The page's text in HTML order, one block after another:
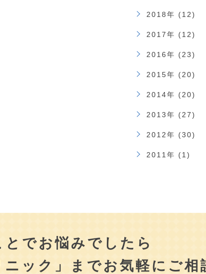
2018年 (12)
2017年 (12)
2016年 (23)
2015年 (20)
2014年 (20)
2013年 (27)
2012年 (30)
2011年 (1)
でお悩みでしたら
ニック」までお気軽にご相